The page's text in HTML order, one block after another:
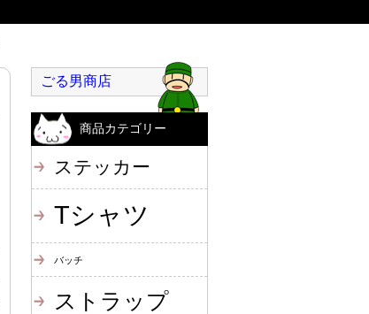
ごる男商店
商品カテゴリー
ステッカー
Tシャツ
バッチ
ストラップ